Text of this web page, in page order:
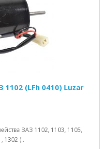
(LFh 0410) Luzar
ЗАЗ 1102, 1103, 1105,
1302 (..